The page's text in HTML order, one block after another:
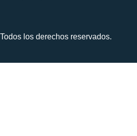
los derechos reservados.